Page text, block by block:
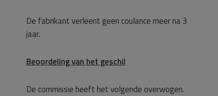
De fabrikant verleent geen coulance meer na 3
jaar.
Beoordeling van het geschil
De commissie heeft het volgende overwogen.